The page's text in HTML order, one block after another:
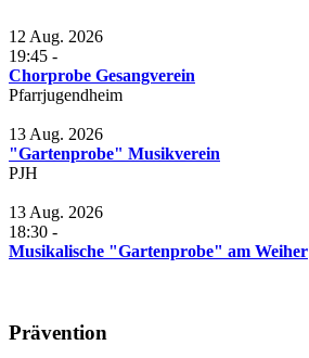
12 Aug. 2026
19:45 -
Chorprobe Gesangverein
Pfarrjugendheim
13 Aug. 2026
"Gartenprobe" Musikverein
PJH
13 Aug. 2026
18:30 -
Musikalische "Gartenprobe" am Weiher
Prävention